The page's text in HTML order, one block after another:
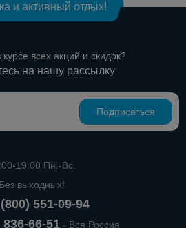
и активный отдых!
всех акций и скидок?
на нашу рассылку
Подписаться
19:00 Пн.-Вс.
Без выходных!
551-09-94
836-66-51- Вся Россия